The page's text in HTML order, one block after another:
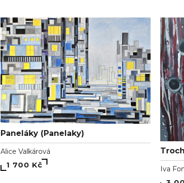
Paneláky (Panelaky)
Alice Valkárová
1 700 Kč Iva